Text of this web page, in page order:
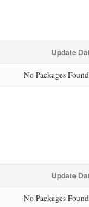
Update
No Packages Found
Update
No Packages Found